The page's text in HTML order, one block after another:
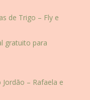
de Trigo – Fly e
gratuito para
– Rafaela e